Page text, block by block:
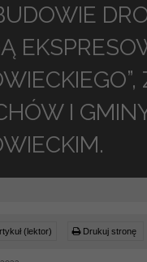
I
(lektor) Drukuj stronę